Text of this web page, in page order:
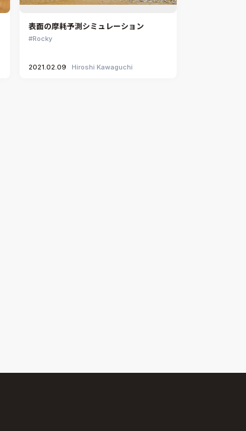
表面の摩耗予測シミュレーション
Rocky
2021.02.09 Hiroshi Kawaguchi